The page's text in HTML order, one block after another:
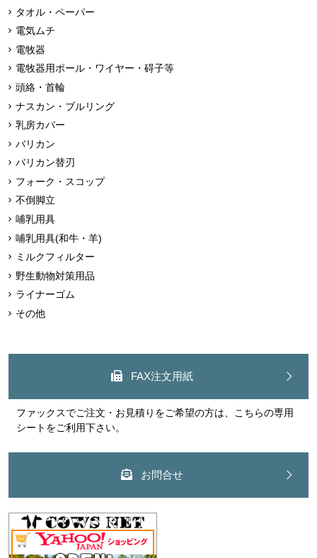
タオル・ペーパー
電気ムチ
電牧器
電牧器用ポール・ワイヤー・碍子等
頭絡・首輪
ナスカン・ブルリング
乳房カバー
バリカン
バリカン替刃
フォーク・スコップ
不倒脚立
哺乳用具
哺乳用具(和牛・羊)
ミルクフィルター
野生動物対策用品
ライナーゴム
その他
FAX注文用紙
ファックスでご注文・お見積りをご希望の方は、こちらの専用
シートをご利用下さい。
お問合せ